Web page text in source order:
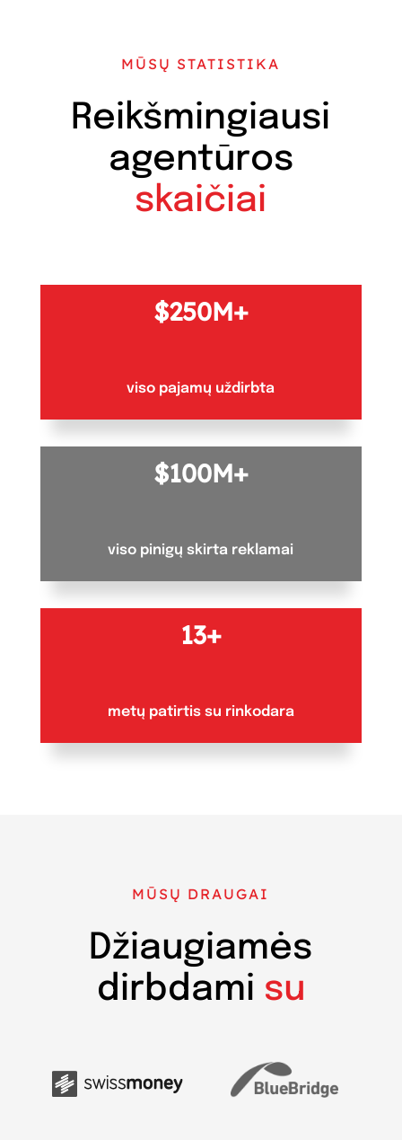
MŪSŲ STATISTIKA
Reikšmingiausi
agentūros
skaičiai
250M+
viso pajamų uždirbta
100M+
viso pinigų skirta reklamai
13+
metų patirtis su rinkodara
MŪSŲ DRAUGAI
Džiaugiamės
dirbdami su